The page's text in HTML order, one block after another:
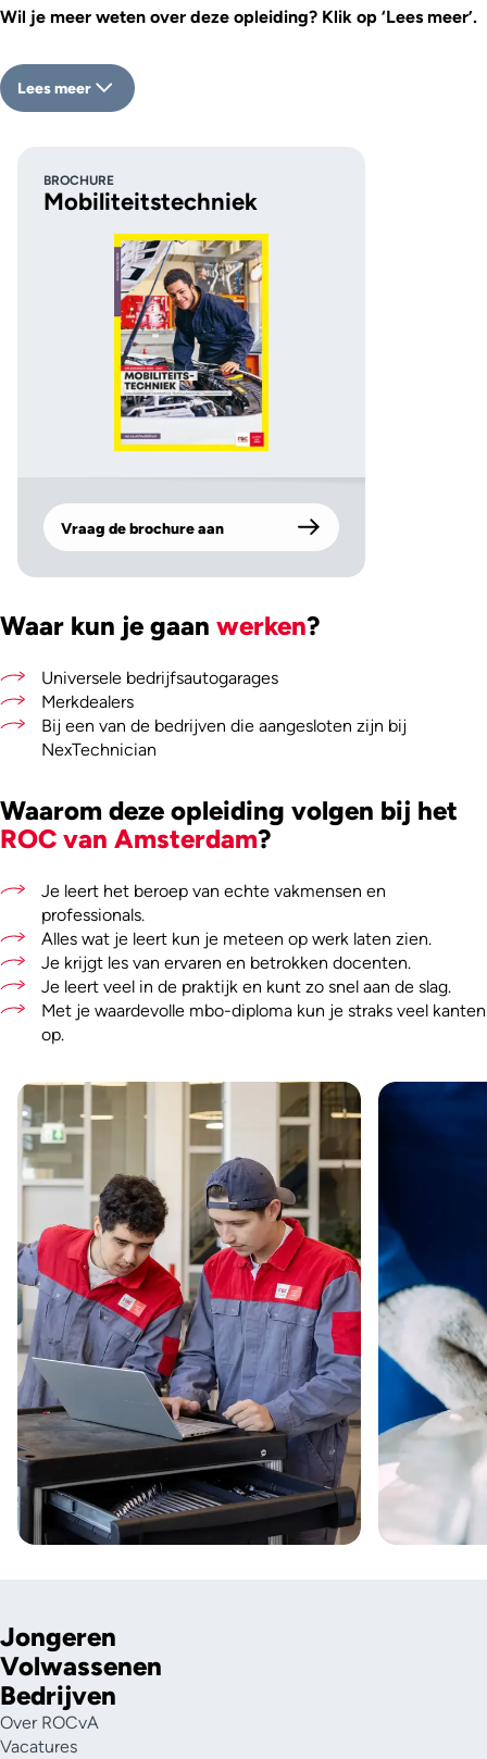
Wil je meer weten over deze opleiding? Klik op ‘Lees meer’.
Lees meer
BROCHURE
Mobiliteitstechniek
Vraag de brochure aan
Waar kun je gaan werken?
Universele bedrijfsautogarages
Merkdealers
Bij een van de bedrijven die aangesloten zijn bij
NexTechnician
Waarom deze opleiding volgen bij het
ROC van Amsterdam?
Je leert het beroep van echte vakmensen en
professionals.
Alles wat je leert kun je meteen op werk laten zien.
Je krijgt les van ervaren en betrokken docenten.
Je leert veel in de praktijk en kunt zo snel aan de slag.
Met je waardevolle mbo-diploma kun je straks veel kanten
op.
Jongeren
Volwassenen
Bedrijven
Over ROCvA
Vacatures